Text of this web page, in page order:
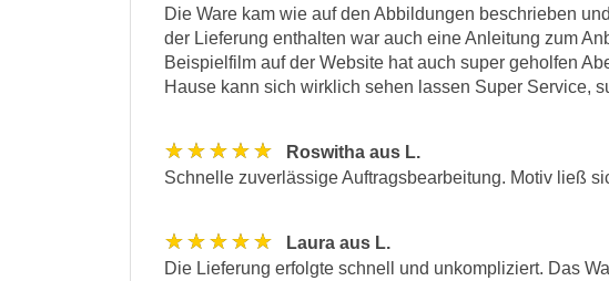
Die Ware kam wie auf den Abbildungen beschrieben
der Lieferung enthalten war auch eine Anleitung zum
Beispielfilm auf der Website hat auch super geholfen
Hause kann sich wirklich sehen lassen Super Service,
★★★★★
Roswitha aus L.
Schnelle zuverlässige Auftragsbearbeitung. Motiv ließ
★★★★★
Laura aus L.
Die Lieferung erfolgte schnell und unkompliziert. Das